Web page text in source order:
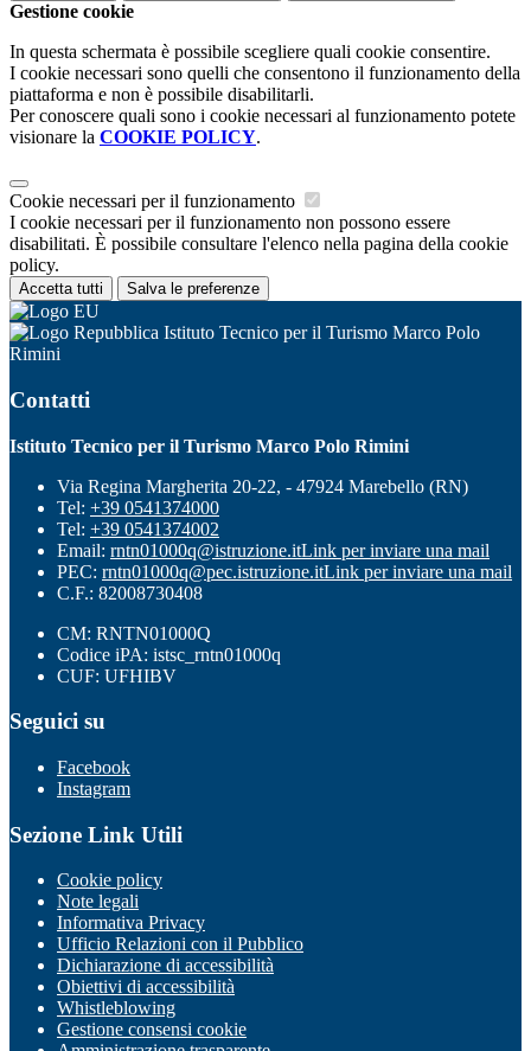
Gestione cookie
In questa schermata è possibile scegliere quali cookie consentire.
I cookie necessari sono quelli che consentono il funzionamento della
piattaforma e non è possibile disabilitarli.
Per conoscere quali sono i cookie necessari al funzionamento potete
visionare la COOKIE POLICY.
Cookie necessari per il funzionamento
I cookie necessari per il funzionamento non possono essere
disabilitati. È possibile consultare l'elenco nella pagina della cookie
policy.
Accetta tutti Salva le preferenze
Istituto Tecnico per il Turismo Marco Polo
Rimini
Contatti
Istituto Tecnico per il Turismo Marco Polo Rimini
Via Regina Margherita 20-22, - 47924 Marebello (RN)
Tel: +39 0541374000
Tel: +39 0541374002
Email: rntn01000q@istruzione.itLink per inviare una mail
PEC: rntn01000q@pec.istruzione.itLink per inviare una mail
C.F.: 82008730408
CM: RNTN01000Q
Codice iPA: istsc_rntn01000q
CUF: UFHIBV
Seguici su
Facebook
Instagram
Sezione Link Utili
Cookie policy
Note legali
Informativa Privacy
Ufficio Relazioni con il Pubblico
Dichiarazione di accessibilità
Obiettivi di accessibilità
Whistleblowing
Gestione consensi cookie